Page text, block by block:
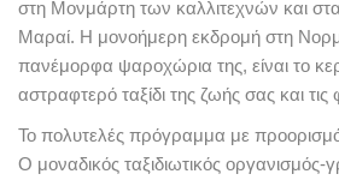
στη Μονμάρτη των καλλιτεχνών και στα
Μαραί. Η μονοήμερη εκδρομή στη
πανέμορφα ψαροχώρια της, είναι το
αστραφτερό ταξίδι της ζωής σας και τις
Το πολυτελές πρόγραμμα με προορισμό
Ο μοναδικός ταξιδιωτικός